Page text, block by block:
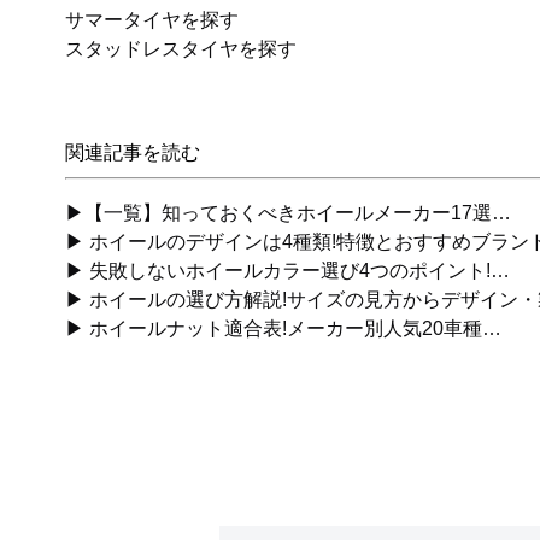
サマータイヤを探す
スタッドレスタイヤを探す
関連記事を読む
▶【一覧】知っておくべきホイールメーカー17選…
▶ ホイールのデザインは4種類!特徴とおすすめブラン
▶ 失敗しないホイールカラー選び4つのポイント!…
▶ ホイールの選び方解説!サイズの見方からデザイン
▶ ホイールナット適合表!メーカー別人気20車種…